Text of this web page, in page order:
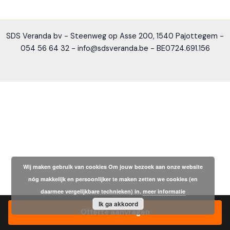
SDS Veranda bv - Steenweg op Asse 200, 1540 Pajottegem -
054 56 64 32 - info@sdsveranda.be - BE0724.691.156
Offerte aanvragen
Wij maken gebruik van cookies Om jouw bezoek aan onze website
nóg makkelijk en persoonlijker te maken zetten we cookies (en
daarmee vergelijkbare technieken) in.meer informatie
Ik ga akkoord